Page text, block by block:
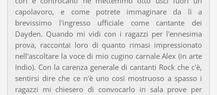
capolavoro, e come potrete immaginare da lì a
brevissimo l'ingresso ufficiale come cantante dei
Dayden. Quando mi vidi con i ragazzi per l'ennesima
prova, raccontai loro di quanto rimasi impressionato
nell'ascoltare la voce di mio cugino carnale Alex (in arte
Indio). Con la carenza generale di cantanti Rock che c'è,
sentirsi dire che ce n'è uno così mostruoso a spasso i
ragazzi mi chiesero di convocarlo in sala prove per